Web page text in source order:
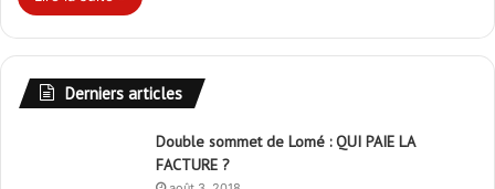
Derniers articles
Double sommet de Lomé : QUI PAIE LA
FACTURE ?